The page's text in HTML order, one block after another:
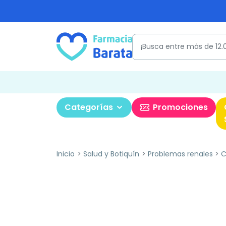
Categorías Promociones
Inicio Salud y Botiquín Problemas renales